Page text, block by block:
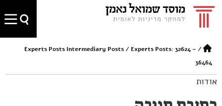
/
Experts Posts Intermediary Posts/ Experts Posts: 32624 –
36464
אודות